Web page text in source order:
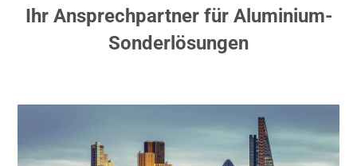
Ihr Ansprechpartner für Aluminium-
Sonderlösungen